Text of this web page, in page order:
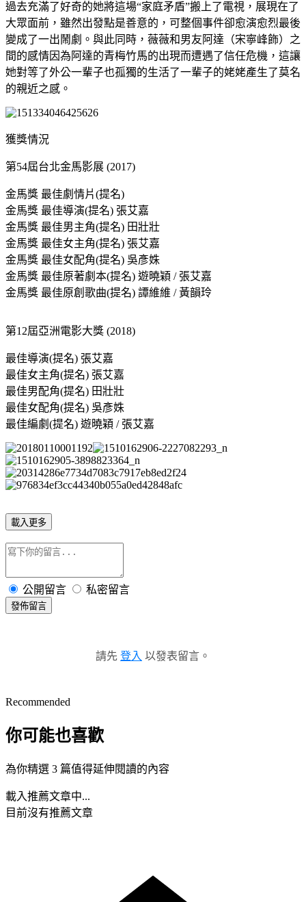
過去充滿了好奇的她將這場“家庭矛盾”搬上了電視，展現在了
大眾面前，雖然出發點是善意的，可整個事件卻愈演愈烈最後
變成了一出鬧劇。與此同時，薇薇和男友阿達（宋寧峰飾）之
間的感情因為阿達的青梅竹馬的出現而遭遇了信任危機，這讓
她對等了外公一輩子也孤獨的生活了一輩子的姥姥產生了莫名
的親近之感。
獲獎情況
第54屆台北金馬影展 (2017)
金馬獎 最佳劇情片(提名)
金馬獎 最佳導演(提名) 張艾嘉
金馬獎 最佳男主角(提名) 田壯壯
金馬獎 最佳女主角(提名) 張艾嘉
金馬獎 最佳女配角(提名) 吳彥姝
金馬獎 最佳原著劇本(提名) 遊曉穎 / 張艾嘉
金馬獎 最佳原創歌曲(提名) 譚維維 / 黃韻玲
第12屆亞洲電影大獎 (2018)
最佳導演(提名) 張艾嘉
最佳女主角(提名) 張艾嘉
最佳男配角(提名) 田壯壯
最佳女配角(提名) 吳彥姝
最佳編劇(提名) 遊曉穎 / 張艾嘉
載入更多
公開留言 私密留言
發佈留言
請先 登入 以發表留言。
Recommended
你可能也喜歡
為你精選 3 篇值得延伸閱讀的內容
載入推薦文章中...
目前沒有推薦文章